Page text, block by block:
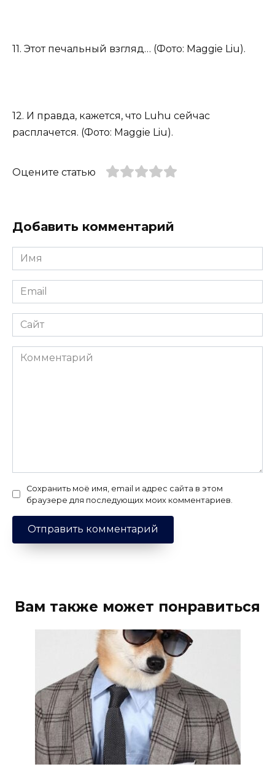
11. Этот печальный взгляд… (Фото: Maggie Liu).
12. И правда, кажется, что Luhu сейчас
расплачется. (Фото: Maggie Liu).
Оцените статью
Добавить комментарий
Имя
*
Email
*
Сайт
Комментарий
Сохранить моё имя, email и адрес сайта в этом
браузере для последующих моих комментариев.
Вам также может понравиться